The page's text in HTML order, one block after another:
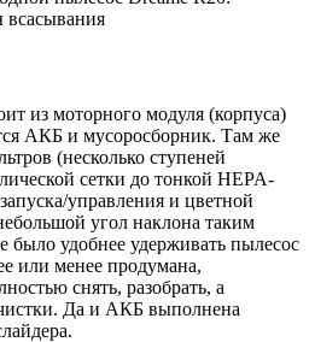
из моторного модуля (корпуса)
АКБ и мусоросборник. Там же
(несколько ступеней
сетки до тонкой HEPA-
управления и цветной
угол наклона таким
было удобнее удерживать пылесос
или менее продумана,
снять, разобрать, а
Да и АКБ выполнена